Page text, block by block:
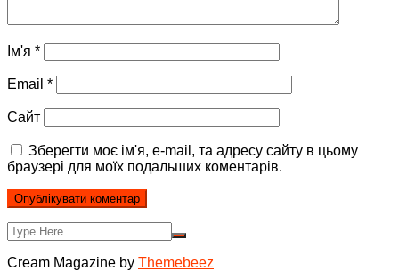
Ім'я *
Email *
Сайт
Зберегти моє ім'я, e-mail, та адресу сайту в цьому
браузері для моїх подальших коментарів.
Cream Magazine by Themebeez